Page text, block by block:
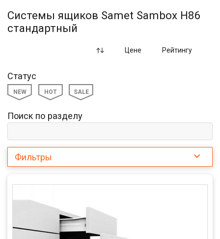
Системы ящиков Samet Sambox H86
стандартный
Цене Рейтингу
Статус
NEW HOT SALE
Поиск по разделу
Фильтры